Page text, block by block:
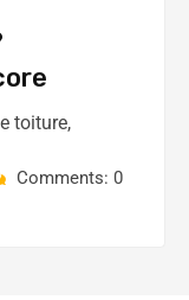
toiture,
Comments: 0